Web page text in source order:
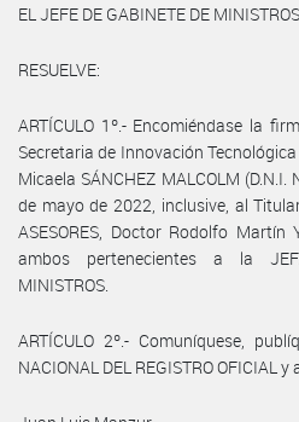
EL JEFE DE GABINETE DE MINISTROS
RESUELVE:
ARTÍCULO 1º.- Encomiéndase la
Secretaria de Innovación
Micaela SÁNCHEZ MALCOLM
de mayo de 2022, inclusive, al
ASESORES, Doctor Rodolfo Martín
ambos pertenecientes a la
MINISTROS.
ARTÍCULO 2º.- Comuníquese,
NACIONAL DEL REGISTRO OFICIAL y